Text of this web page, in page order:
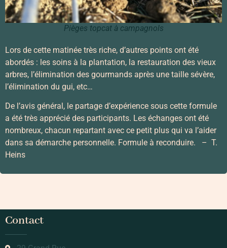
Pièges topcat à campagnols
Lors de cette matinée très riche, d’autres points ont été
abordés : les soins à la plantation, la restauration des vieux
arbres, l’élimination des gourmands après une taille sévère,
l’élimination du gui, etc…
De l’avis général, le partage d’expérience sous cette formule
a été très apprécié des participants. Les échanges ont été
nombreux, chacun repartant avec ce petit plus qui va l’aider
dans sa démarche personnelle. Formule à reconduire. – T.
Heins
Contact